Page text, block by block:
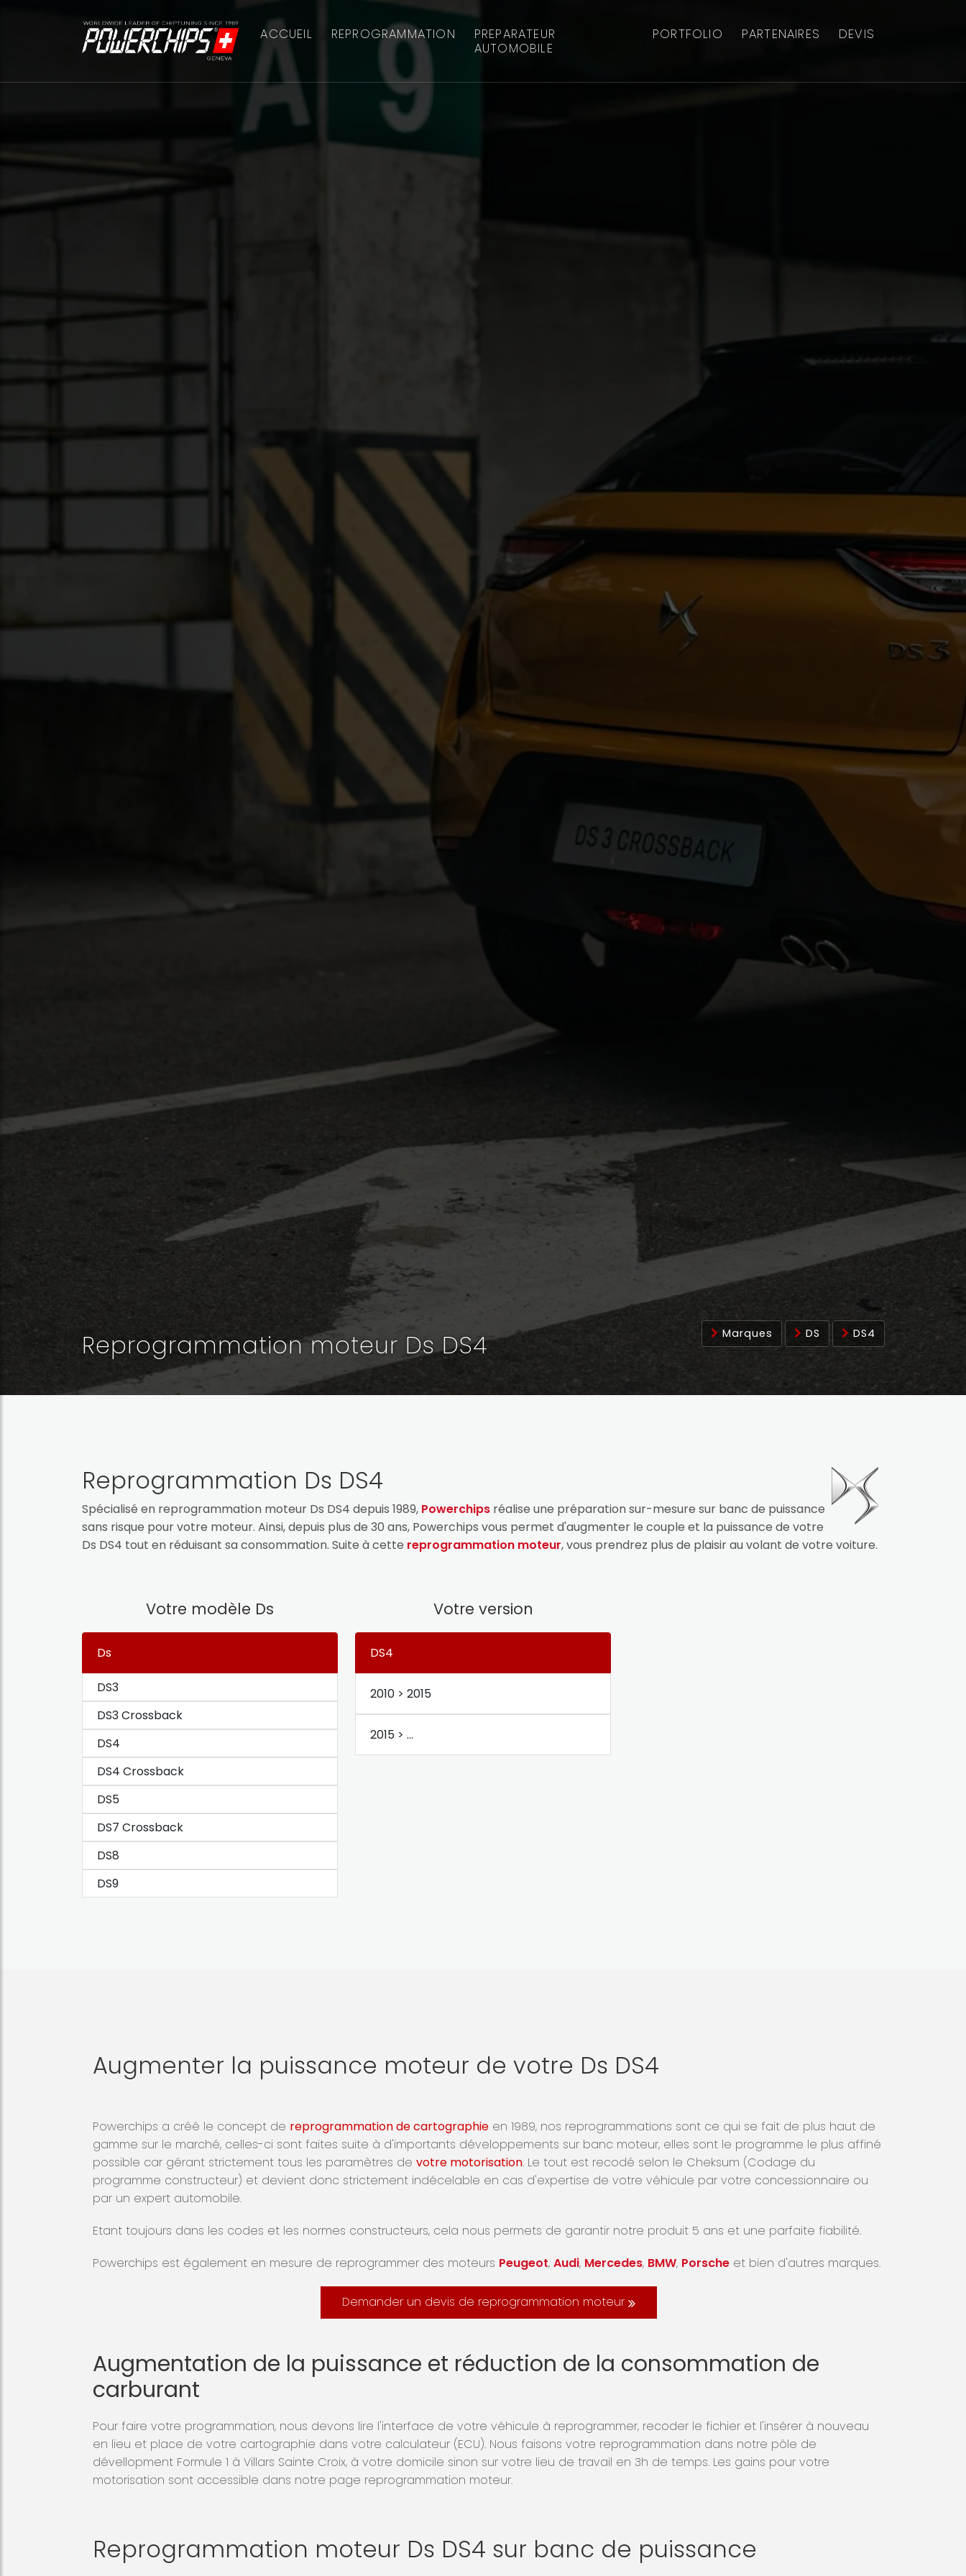
ACCUEIL REPROGRAMMATION
PREPARATEUR
AUTOMOBILE
PORTFOLIO PARTENAIRES DEVIS
Reprogrammation moteur Ds DS4 Marques DS DS4
Reprogrammation Ds DS4
Spécialisé en reprogrammation moteur Ds DS4 depuis 1989, Powerchips réalise une préparation sur-mesure sur banc de puissance
sans risque pour votre moteur. Ainsi, depuis plus de 30 ans, Powerchips vous permet d'augmenter le couple et la puissance de votre
Ds DS4 tout en réduisant sa consommation. Suite à cette reprogrammation moteur, vous prendrez plus de plaisir au volant de votre voiture.
Votre modèle Ds
Ds
DS3
DS3 Crossback
DS4
DS4 Crossback
DS5
DS7 Crossback
DS8
DS9
Votre version
DS4
2010 > 2015
2015 > ...
Augmenter la puissance moteur de votre Ds DS4
Powerchips a créé le concept de reprogrammation de cartographie en 1989, nos reprogrammations sont ce qui se fait de plus haut de
gamme sur le marché, celles-ci sont faites suite à d'importants développements sur banc moteur, elles sont le programme le plus affiné
possible car gérant strictement tous les paramètres de votre motorisation. Le tout est recodé selon le Cheksum (Codage du
programme constructeur) et devient donc strictement indécelable en cas d'expertise de votre véhicule par votre concessionnaire ou
par un expert automobile.
Etant toujours dans les codes et les normes constructeurs, cela nous permets de garantir notre produit 5 ans et une parfaite fiabilité.
Powerchips est également en mesure de reprogrammer des moteurs Peugeot, Audi, Mercedes, BMW, Porsche et bien d'autres marques.
Demander un devis de reprogrammation moteur
Augmentation de la puissance et réduction de la consommation de
carburant
Pour faire votre programmation, nous devons lire l'interface de votre véhicule à reprogrammer, recoder le fichier et l'insérer à nouveau
en lieu et place de votre cartographie dans votre calculateur (ECU). Nous faisons votre reprogrammation dans notre pôle de
dévellopment Formule 1 à Villars Sainte Croix, à votre domicile sinon sur votre lieu de travail en 3h de temps. Les gains pour votre
motorisation sont accessible dans notre page reprogrammation moteur.
Reprogrammation moteur Ds DS4 sur banc de puissance